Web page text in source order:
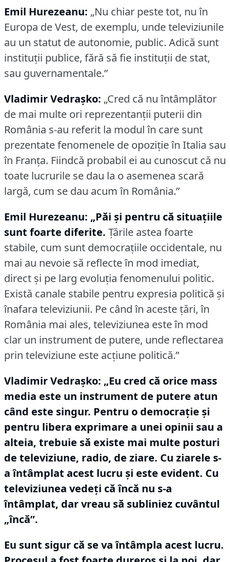
Emil Hurezeanu: „Nu chiar peste tot, nu în
Europa de Vest, de exemplu, unde televiziunile
au un statut de autonomie, public. Adică sunt
instituţii publice, fără să fie instituţii de stat,
sau guvernamentale.”
Vladimir Vedraşko: „Cred că nu întâmplător
de mai multe ori reprezentanţii puterii din
România s-au referit la modul în care sunt
prezentate fenomenele de opoziţie în Italia sau
în Franţa. Fiindcă probabil ei au cunoscut că nu
toate lucrurile se dau la o asemenea scară
largă, cum se dau acum în România.”
Emil Hurezeanu: „Păi şi pentru că situaţiile
sunt foarte diferite. Ţările astea foarte
stabile, cum sunt democraţiile occidentale, nu
mai au nevoie să reflecte în mod imediat,
direct şi pe larg evoluţia fenomenului politic.
Există canale stabile pentru expresia politică şi
înafara televiziunii. Pe când în aceste ţări, în
România mai ales, televiziunea este în mod
clar un instrument de putere, unde reflectarea
prin televiziune este acţiune politică.”
Vladimir Vedraşko: „Eu cred că orice mass
media este un instrument de putere atun
când este singur. Pentru o democraţie şi
pentru libera exprimare a unei opinii sau a
alteia, trebuie să existe mai multe posturi
de televiziune, radio, de ziare. Cu ziarele s-
a întâmplat acest lucru şi este evident. Cu
televiziunea vedeţi că încă nu s-a
întâmplat, dar vreau să subliniez cuvântul
„încă”.
Eu sunt sigur că se va întâmpla acest lucru.